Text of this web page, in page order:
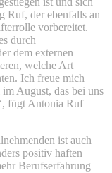
Ruf, der ebenfalls an
vorbereitet.
durch
dem externen
welche Art
Ich freue mich
August, das bei uns
fügt Antonia Ruf
ist auch
positiv haften
Berufserfahrung –